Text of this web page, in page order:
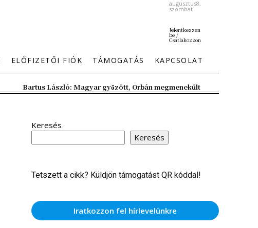
augusztus8,
szombat
Jelentkezzen
be /
Csatlakozzon
ELŐFIZETŐI FIÓK TÁMOGATÁS KAPCSOLAT
Bartus László: Magyar győzött, Orbán megmenekült
Keresés
Keresés
Tetszett a cikk? Küldjön támogatást QR kóddal!
Iratkozzon fel hírlevelünkre